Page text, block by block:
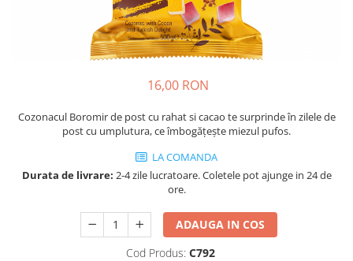
Cozonac Imperial
Prajituri artizanale
Chec cu iaurt
16,00 RON
Cozonacul Boromir de post cu rahat si cacao te surprinde în zilele de
post cu umplutura, ce îmbogățește miezul pufos.
LA COMANDA
Durata de livrare: 2-4 zile lucratoare. Coletele pot ajunge in 24 de
ore.
ADAUGA IN COS
Cod Produs: C792